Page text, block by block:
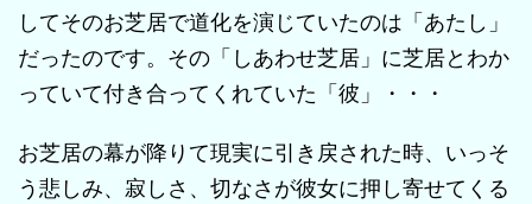
してそのお芝居で道化を演じていたのは「あたし」
だったのです。その「しあわせ芝居」に芝居とわか
っていて付き合ってくれていた「彼」・・・
お芝居の幕が降りて現実に引き戻された時、いっそ
う悲しみ、寂しさ、切なさが彼女に押し寄せてくる